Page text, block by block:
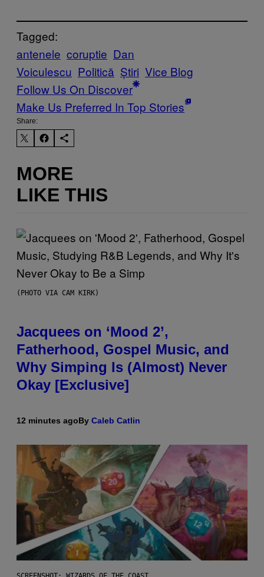
Tagged:
antenele coruptie Dan
Voiculescu Politică Știri Vice Blog
Follow Us On Discover
Make Us Preferred In Top Stories
Share:
MORE
LIKE THIS
(PHOTO VIA CAM KIRK)
Jacquees on ‘Mood 2’,
Fatherhood, Gospel Music, and
Why Simping Is (Almost) Never
Okay [Exclusive]
12 minutes agoBy Caleb Catlin